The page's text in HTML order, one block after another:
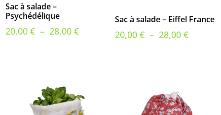
Sac à salade –
Psychédélique
20,00€ – 28,00€Plage
28,00 €
Sac à salade – Eiffel France
20,00 € – 28,00 €Plage